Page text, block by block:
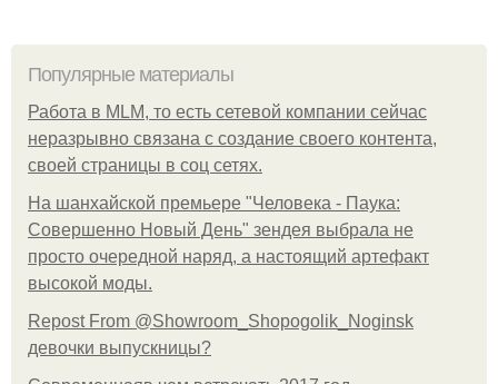
Популярные материалы
Работа в MLM, то есть сетевой компании сейчас
неразрывно связана с создание своего контента,
своей страницы в соц сетях.
На шанхайской премьере "Человека - Паука:
Совершенно Новый День" зендея выбрала не
просто очередной наряд, а настоящий артефакт
высокой моды.
Repost From @Showroom_Shopogolik_Noginsk
девочки выпускницы?